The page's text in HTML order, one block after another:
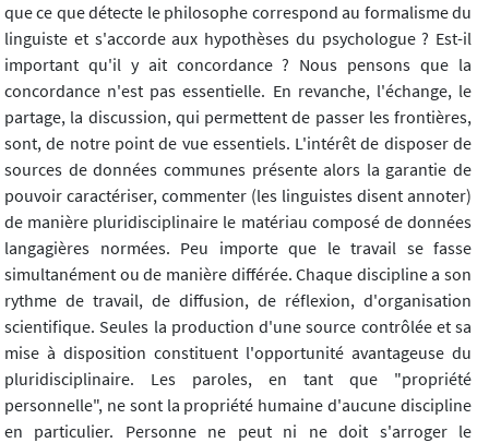
que ce que détecte le philosophe correspond au formalisme du
linguiste et s'accorde aux hypothèses du psychologue ? Est-il
important qu'il y ait concordance ? Nous pensons que la
concordance n'est pas essentielle. En revanche, l'échange, le
partage, la discussion, qui permettent de passer les frontières,
sont, de notre point de vue essentiels. L'intérêt de disposer de
sources de données communes présente alors la garantie de
pouvoir caractériser, commenter (les linguistes disent annoter)
de manière pluridisciplinaire le matériau composé de données
langagières normées. Peu importe que le travail se fasse
simultanément ou de manière différée. Chaque discipline a son
rythme de travail, de diffusion, de réflexion, d'organisation
scientifique. Seules la production d'une source contrôlée et sa
mise à disposition constituent l'opportunité avantageuse du
pluridisciplinaire. Les paroles, en tant que "propriété
personnelle", ne sont la propriété humaine d'aucune discipline
en particulier. Personne ne peut ni ne doit s'arroger le